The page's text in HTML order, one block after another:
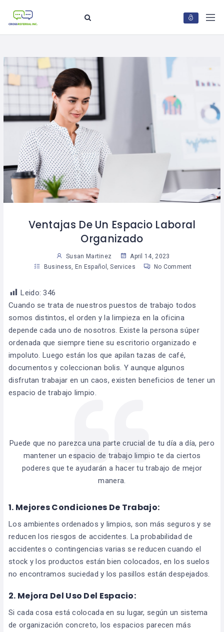
Ventajas De Un Espacio Laboral
Organizado
Susan Martinez
April 14, 2023
Business
En Español ,Services No Comment
Leido: 346
Cuando se trata de nuestros puestos de trabajo todos
somos distintos, el orden y la limpieza en la oficina
depende cada uno de nosotros. Existe la persona súper
ordenada que siempre tiene su escritorio organizado e
impoluto. Luego están los que apilan tazas de café,
documentos y coleccionan bolis. Y aunque algunos
disfrutan trabajar en un caos, existen beneficios de tener un
espacio de trabajo limpio.
Puede que no parezca una parte crucial de tu día a día, pero
mantener un espacio de trabajo limpio te da ciertos
poderes que te ayudarán a hacer tu trabajo de mejor
manera.
1. Mejores Condiciones De Trabajo:
Los ambientes ordenados y limpios, son más seguros y se
reducen los riesgos de accidentes. La probabilidad de
accidentes o contingencias varias se reducen cuando el
stock y los productos están bien colocados, en los suelos
no encontramos suciedad y los pasillos están despejados.
2. Mejora Del Uso Del Espacio:
Si cada cosa está colocada en su lugar, según un sistema
de organización concreto, los espacios parecen más